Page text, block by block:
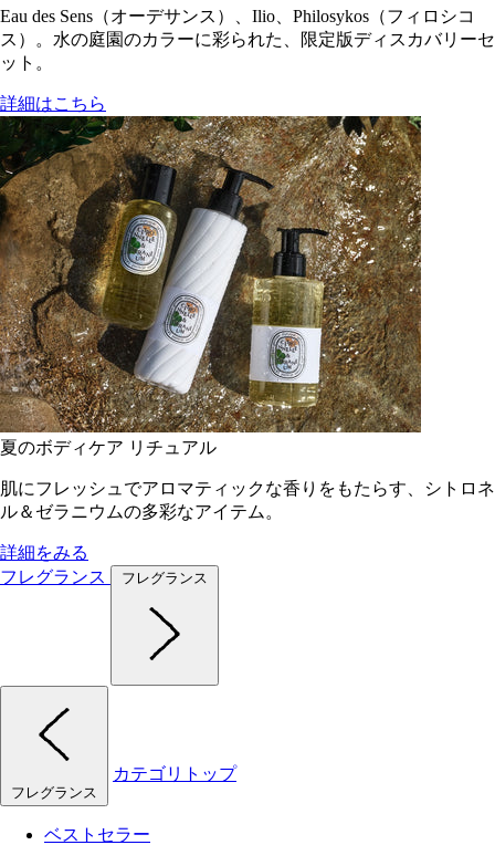
Eau des Sens（オーデサンス）、Ilio、Philosykos（フィロシコ
ス）。水の庭園のカラーに彩られた、限定版ディスカバリーセ
ット。
詳細はこちら
夏のボディケア リチュアル
肌にフレッシュでアロマティックな香りをもたらす、シトロネ
ル＆ゼラニウムの多彩なアイテム。
詳細をみる
フレグランス
フレグランス
フレグランス
カテゴリトップ
ベストセラー